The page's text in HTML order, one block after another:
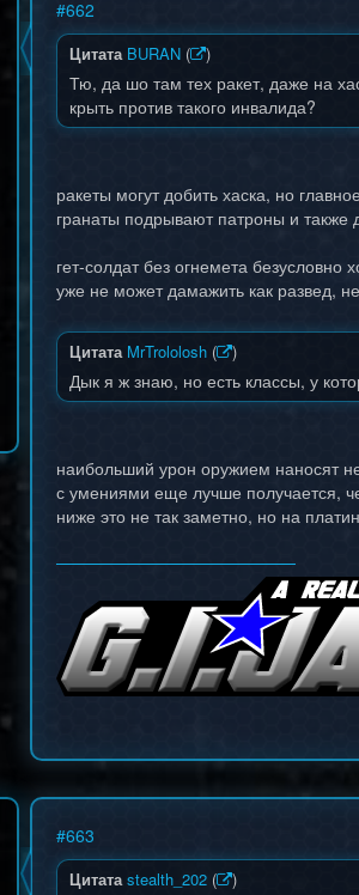
#662
Цитата BURAN ( )
Тю, да шо там тех ракет, даже на
крыть против такого инвалида?
ракеты могут добить хаска, но
гранаты подрывают патроны и также
гет-солдат без огнемета
уже не может дамажить как развед,
Цитата MrTrololosh ( )
Дык я ж знаю, но есть классы, у
наибольший урон оружием наносят
с умениями еще лучше получается,
ниже это не так заметно, но на
#663
Цитата stealth_202 ( )